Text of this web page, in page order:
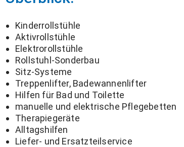
Kinderrollstühle
Aktivrollstühle
Elektrorollstühle
Rollstuhl-Sonderbau
Sitz-Systeme
Treppenlifter, Badewannenlifter
Hilfen für Bad und Toilette
manuelle und elektrische Pflegebetten
Therapiegeräte
Alltagshilfen
Liefer- und Ersatzteilservice